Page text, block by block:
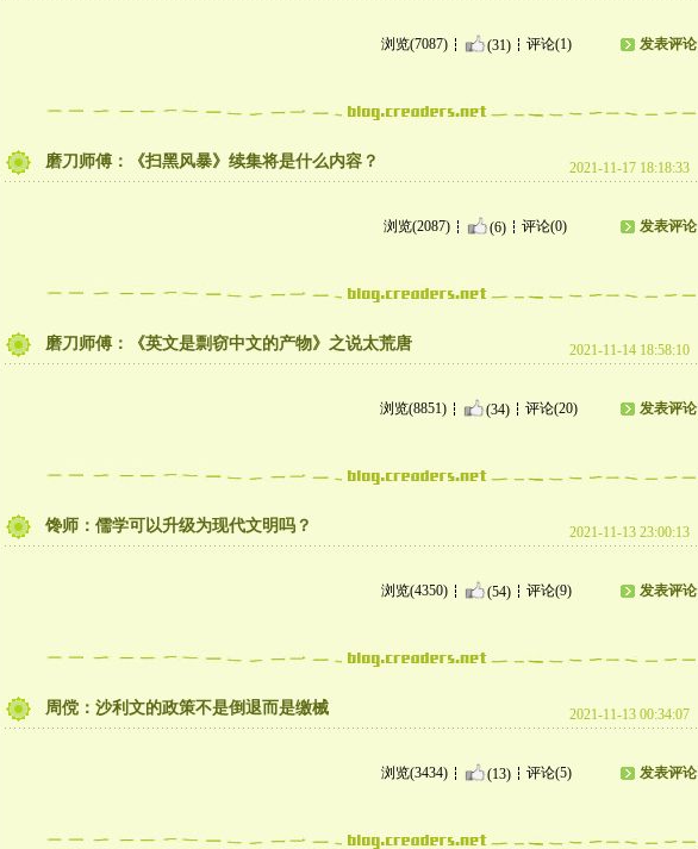
浏览(7087) (31) 评论(1) 发表评论
磨刀师傅：《扫黑风暴》续集将是什么内容？ 2021-11-17 18:18:33
浏览(2087) (6) 评论(0) 发表评论
磨刀师傅：《英文是剽窃中文的产物》之说太荒唐 2021-11-14 18:58:10
浏览(8851) (34) 评论(20) 发表评论
馋师：儒学可以升级为现代文明吗？ 2021-11-13 23:00:13
浏览(4350) (54) 评论(9) 发表评论
周傥：沙利文的政策不是倒退而是缴械 2021-11-13 00:34:07
浏览(3434) (13) 评论(5) 发表评论